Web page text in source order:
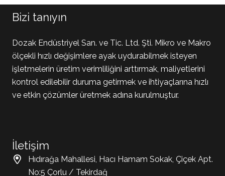
Bizi tanıyın
Dozak Endüstriyel San. ve Tic. Ltd. Şti. Mikro ve Makro
ölçekli hızlı değişimlere ayak uydurabilmek isteyen
işletmelerin üretim verimliliğini arttırmak, maliyetlerini
kontrol edilebilir duruma getirmek ve ihtiyaçlarına hızlı
ve etkin çözümler üretmek adına kurulmuştur.
İletişim
Hıdırağa Mahallesi, Hacı Hamam Sokak, Çiçek Apt.
No:5 Çorlu / Tekirdağ